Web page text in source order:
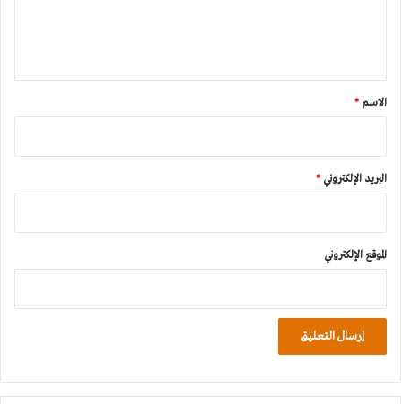
*
الاسم *
البريد الإلكتروني *
الموقع الإلكتروني